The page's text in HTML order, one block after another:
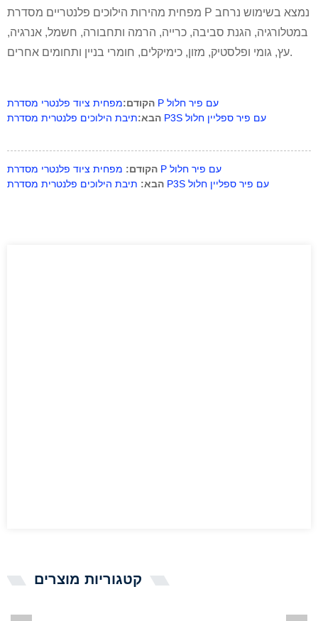
מפחית מהירות הילוכים פלנטריים מסדרת P נמצא בשימוש נרחב
במטלורגיה, הגנת סביבה, כרייה, הרמה ותחבורה, חשמל, אנרגיה,
עץ, גומי ופלסטיק, מזון, כימיקלים, חומרי בניין ותחומים אחרים.
הקודם:
מפחית ציוד פלנטרי מסדרת P עם פיר חלול
הבא:
תיבת הילוכים פלנטרית מסדרת P3S עם פיר ספליין חלול
הקודם:
מפחית ציוד פלנטרי מסדרת P עם פיר חלול
הבא:
תיבת הילוכים פלנטרית מסדרת P3S עם פיר ספליין חלול
קטגוריות מוצרים